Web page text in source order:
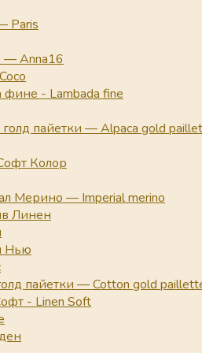
Paris
Anna16
фине - Lambada fine
пайетки — Alpaca gold
Колор
Мерино — Imperial merino
Линен
Нью
пайетки — Cotton gold
- Linen Soft